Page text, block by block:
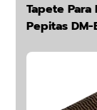
Tapete
Pepitas DM-